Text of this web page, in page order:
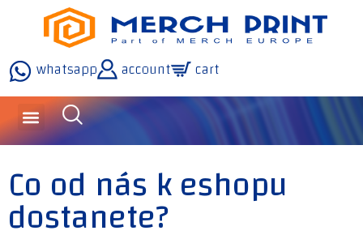
whatsapp account cart
Co od nás k eshopu
dostanete?